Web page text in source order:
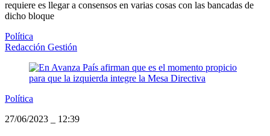
requiere es llegar a consensos en varias cosas con las bancadas de
dicho bloque
Política
Redacción Gestión
Política
27/06/2023
12:39